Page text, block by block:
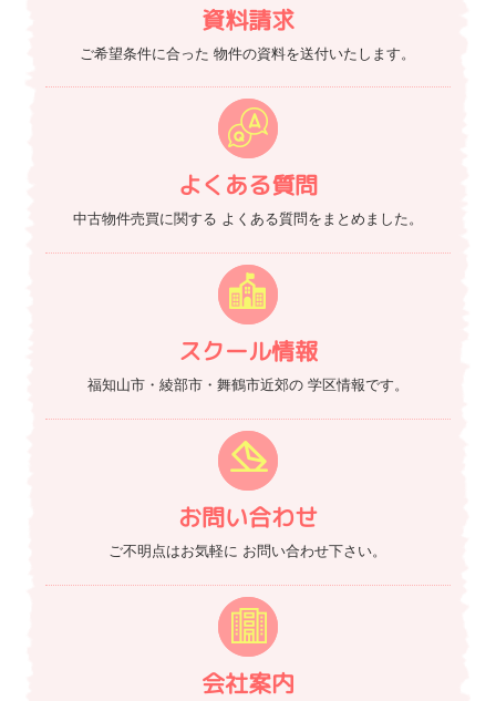
資料請求
ご希望条件に合った 物件の資料を送付いたします。
よくある質問
中古物件売買に関する よくある質問をまとめました。
スクール情報
福知山市・綾部市・舞鶴市近郊の学区情報です。
お問い合わせ
ご不明点はお気軽に お問い合わせ下さい。
会社案内